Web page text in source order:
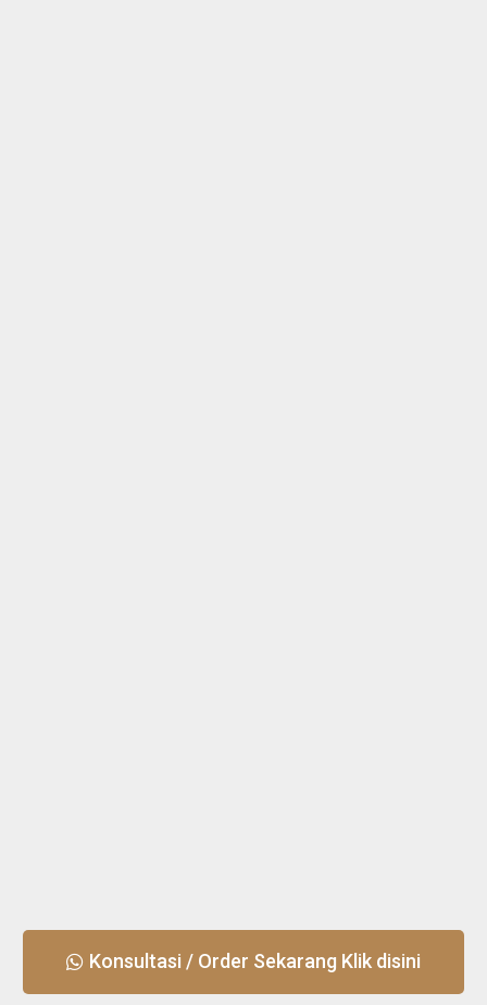
Konsultasi / Order Sekarang Klik disini